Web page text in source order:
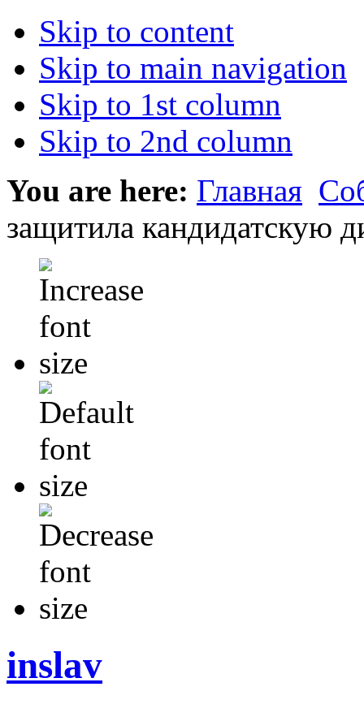
Skip to content
Skip to main navigation
Skip to 1st column
Skip to 2nd column
You are here: Главная
защитила кандидатскую
inslav